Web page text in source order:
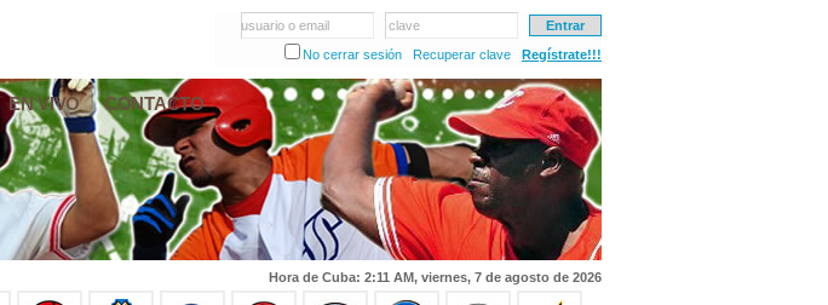
usuario o email
clave
No cerrar sesión
Recuperar clave Regístrate!!!
EN VIVO CONTACTO
Hora de Cuba: 2:11 AM, viernes, 7 de agosto de 2026